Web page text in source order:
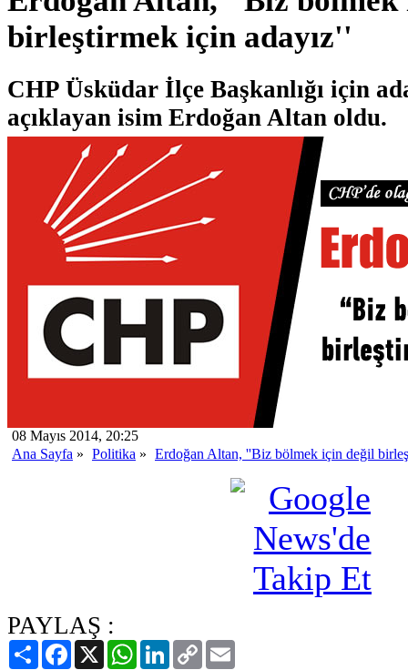
birleştirmek için adayız''
CHP Üsküdar İlçe Başkanlığı için
açıklayan isim Erdoğan Altan oldu.
08 Mayıs 2014, 20:25
Ana Sayfa » Politika » Erdoğan Altan, ''Biz bölmek için değil
PAYLAŞ :
PaylaşFacebook
X WhatsAppLinkedIn
Copy
Link